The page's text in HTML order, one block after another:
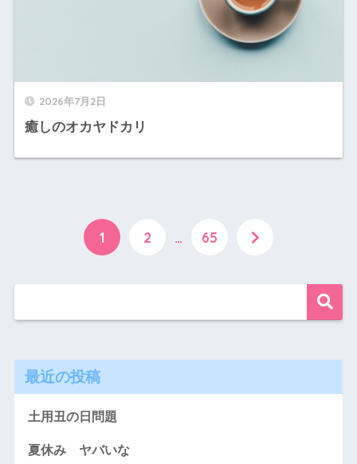
2026年7月2日
癒しのオカヤドカリ
1 2 … 65
最近の投稿
土用丑の日問題
夏休み ヤバいな